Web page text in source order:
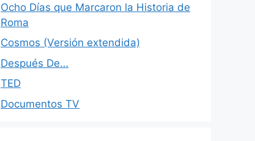
Ocho Días que Marcaron la Historia de
Roma
Cosmos (Versión extendida)
Después De…
TED
Documentos TV